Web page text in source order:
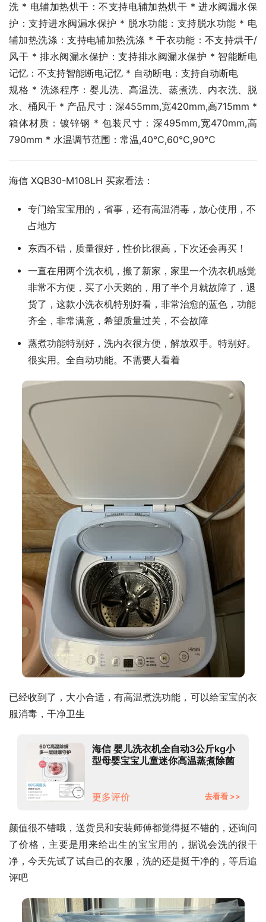
洗 * 电辅加热烘干：不支持电辅加热烘干 * 进水阀漏水保
护：支持进水阀漏水保护 * 脱水功能：支持脱水功能 * 电
辅加热洗涤：支持电辅加热洗涤 * 干衣功能：不支持烘干/
风干 * 排水阀漏水保护：支持排水阀漏水保护 * 智能断电
记忆：不支持智能断电记忆 * 自动断电：支持自动断电
规格 * 洗涤程序：婴儿洗、高温洗、蒸煮洗、内衣洗、脱
水、桶风干 * 产品尺寸：深455mm,宽420mm,高715mm *
箱体材质：镀锌钢 * 包装尺寸：深495mm,宽470mm,高
790mm * 水温调节范围：常温,40℃,60℃,90℃
海信 XQB30-M108LH 买家看法：
专门给宝宝用的，省事，还有高温消毒，放心使用，不
占地方
东西不错，质量很好，性价比很高，下次还会再买！
一直在用两个洗衣机，搬了新家，家里一个洗衣机感觉
非常不方便，买了小天鹅的，用了半个月就故障了，退
货了，这款小洗衣机特别好看，非常治愈的蓝色，功能
齐全，非常满意，希望质量过关，不会故障
蒸煮功能特别好，洗内衣很方便，解放双手。特别好。
很实用。全自动功能。不需要人看着
已经收到了，大小合适，有高温煮洗功能，可以给宝宝的衣
服消毒，干净卫生
海信 婴儿洗衣机全自动3公斤kg小
型母婴宝宝儿童迷你高温蒸煮除菌
更多评价
去看看 >>
颜值很不错哦，送货员和安装师傅都觉得挺不错的，还询问
了价格，主要是用来给出生的宝宝用的，据说会洗的很干
净，今天先试了试自己的衣服，洗的还是挺干净的，等后追
评吧